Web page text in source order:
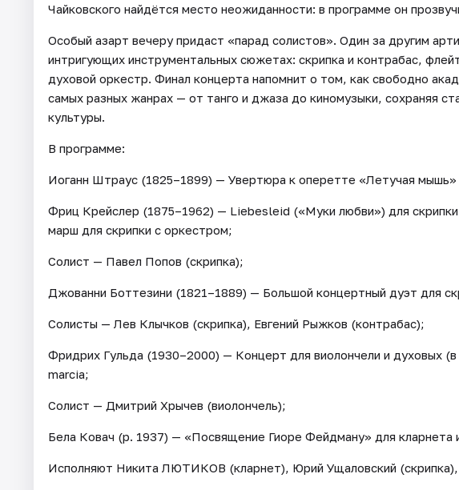
Чайковского найдётся место неожиданности: в программе он
Особый азарт вечеру придаст «парад солистов». Один за другим
интригующих инструментальных сюжетах: скрипка и контрабас,
духовой оркестр. Финал концерта напомнит о том, как свободно
самых разных жанрах — от танго и джаза до киномузыки, сохраняя
культуры.
В программе:
Иоганн Штраус (1825–1899) — Увертюра к оперетте «Летучая мышь»
Фриц Крейслер (1875–1962) — Liebesleid («Муки любви») для
марш для скрипки с оркестром;
Солист — Павел Попов (скрипка);
Джованни Боттезини (1821–1889) — Большой концертный дуэт для
Солисты — Лев Клычков (скрипка), Евгений Рыжков (контрабас);
Фридрих Гульда (1930–2000) — Концерт для виолончели и духовых
marcia;
Солист — Дмитрий Хрычев (виолончель);
Бела Ковач (р. 1937) — «Посвящение Гиоре Фейдману» для кларнета
Исполняют Никита ЛЮТИКОВ (кларнет), Юрий Ущаловский